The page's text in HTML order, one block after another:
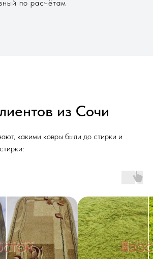
по расчётам
из Сочи
какими ковры были до стирки и